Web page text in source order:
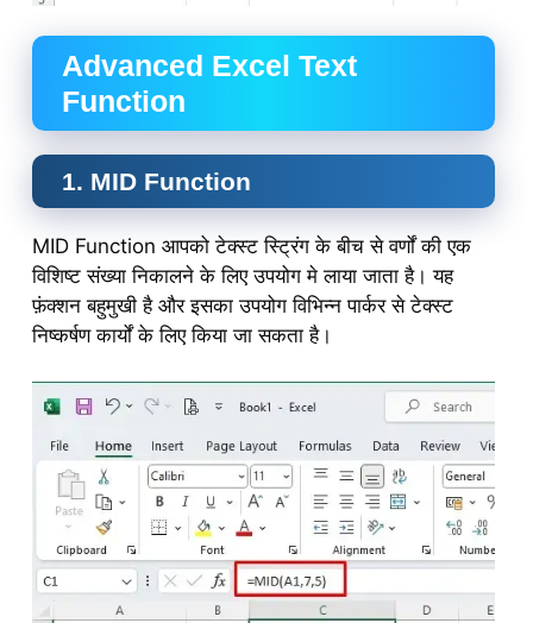
Advanced Excel Text
Function
1. MID Function
MID Function आपको टेक्स्ट स्ट्रिंग के बीच से वर्णों की एक
विशिष्ट संख्या निकालने के लिए उपयोग मे लाया जाता है। यह
फ़ंक्शन बहुमुखी है और इसका उपयोग विभिन्न पार्कर से टेक्स्ट
निष्कर्षण कार्यों के लिए किया जा सकता है।